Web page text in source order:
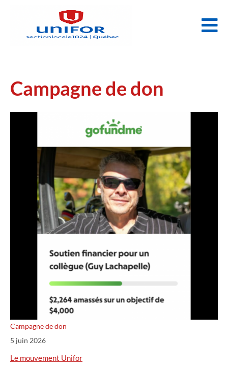
Campagne de don
Campagne de don
5 juin 2026
Le mouvement Unifor